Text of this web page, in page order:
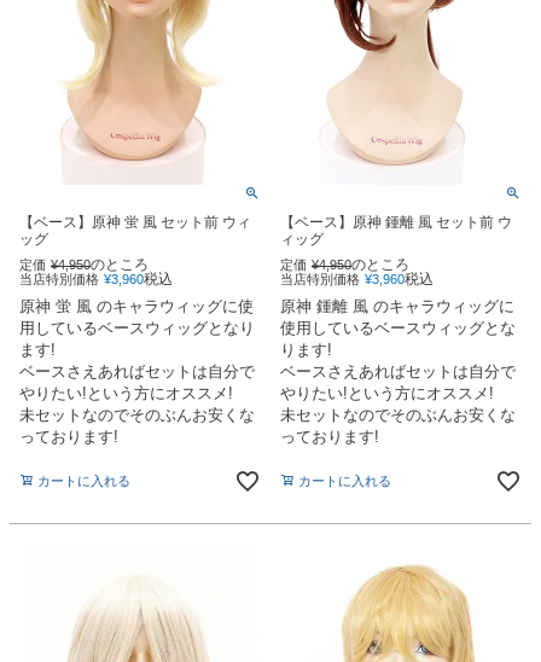
【ベース】原神 蛍 風 セット前 ウィ
ッグ
定価 ¥4,950のところ
当店特別価格 ¥3,960税込
原神 蛍 風 のキャラウィッグに使
用しているベースウィッグとなり
ます!
ベースさえあればセットは自分で
やりたい!という方にオススメ!
未セットなのでそのぶんお安くな
っております!
カートに入れる
【ベース】原神 鍾離 風 セット前 ウ
ィッグ
定価 ¥4,950のところ
当店特別価格 ¥3,960税込
原神 鍾離 風 のキャラウィッグに
使用しているベースウィッグとな
ります!
ベースさえあればセットは自分で
やりたい!という方にオススメ!
未セットなのでそのぶんお安くな
っております!
カートに入れる